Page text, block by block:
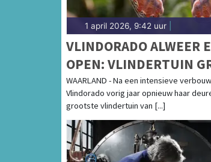
1 april 2026, 9:42 uur
VLINDORADO ALWEER
OPEN: VLINDERTUIN
BLOEIT IN WAARLAND
WAARLAND - Na een intensieve
Vlindorado vorig jaar opnieuw haar
grootste vlindertuin van [...]